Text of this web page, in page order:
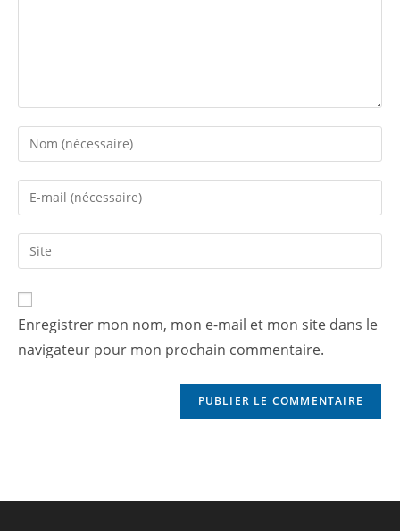
Enregistrer mon nom, mon e-mail et mon site dans le
navigateur pour mon prochain commentaire.